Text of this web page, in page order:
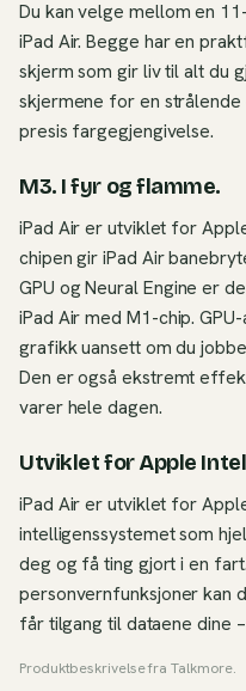
Du kan velge mellom en
iPad Air. Begge har en
skjerm som gir liv til alt du
skjermene for en
presis fargegjengivelse.
M3. I fyr og flamme.
iPad Air er utviklet for
chipen gir iPad Air
GPU og Neural Engine er
iPad Air med M1-chip.
grafikk uansett om du
Den er også ekstremt
varer hele dagen.
Utviklet for Apple
iPad Air er utviklet for
intelligenssystemet som
deg og få ting gjort i en
personvernfunksjoner kan
får tilgang til dataene dine
Produktbeskrivelse fraTalkmore.